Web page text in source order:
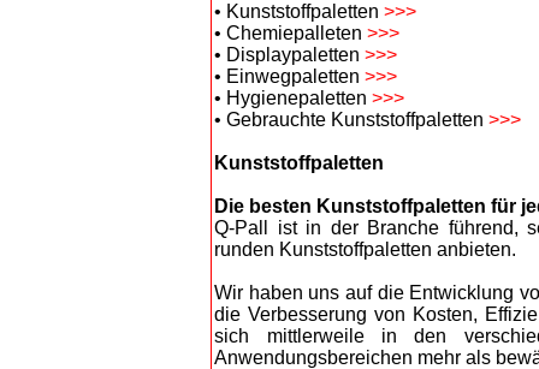
• Kunststoffpaletten>>>
• Chemiepalleten>>>
• Displaypaletten>>>
• Einwegpaletten>>>
• Hygienepaletten>>>
• Gebrauchte Kunststoffpaletten>>>
Kunststoffpaletten
Die besten Kunststoffpaletten für
Q-Pall ist in der Branche führend,
runden Kunststoffpaletten anbieten.
Wir haben uns auf die Entwicklung
die Verbesserung von Kosten,
sich mittlerweile in den
Anwendungsbereichen mehr als